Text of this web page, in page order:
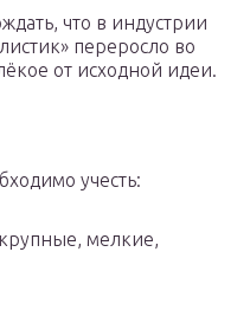
что в индустрии
переросло во
от исходной идеи.
учесть:
мелкие,